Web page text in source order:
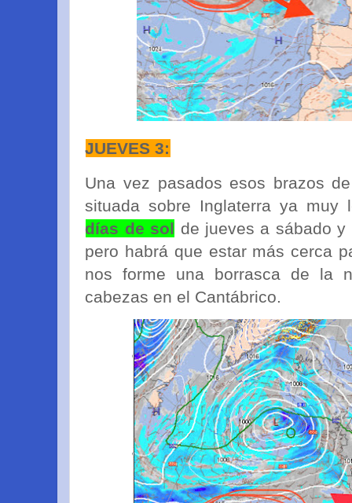
JUEVES 3:
Una vez pasados esos brazos
situada sobre Inglaterra ya muy
días de sol de jueves a sábado
pero habrá que estar más cerca
nos forme una borrasca de la
cabezas en el Cantábrico.